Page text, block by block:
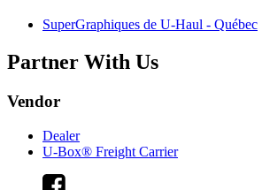
SuperGraphiques de U-Haul - Québec
Partner With Us
Vendor
Dealer
U-Box® Freight Carrier